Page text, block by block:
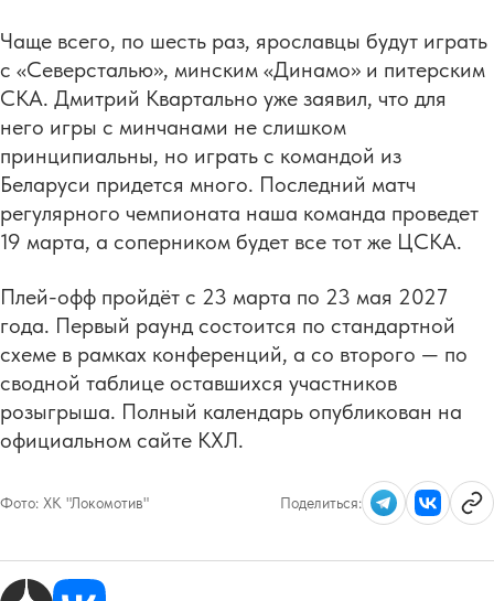
Чаще всего, по шесть раз, ярославцы будут играть
с «Северсталью», минским «Динамо» и питерским
СКА. Дмитрий Квартально уже заявил, что для
него игры с минчанами не слишком
принципиальны, но играть с командой из
Беларуси придется много. Последний матч
регулярного чемпионата наша команда проведет
19 марта, а соперником будет все тот же ЦСКА.
Плей-офф пройдёт с 23 марта по 23 мая 2027
года. Первый раунд состоится по стандартной
схеме в рамках конференций, а со второго — по
сводной таблице оставшихся участников
розыгрыша. Полный календарь опубликован на
официальном сайте КХЛ.
Фото: ХК "Локомотив" Поделиться: